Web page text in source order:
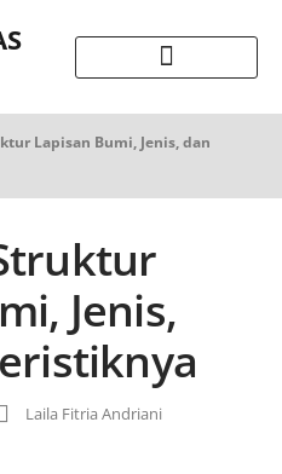
Lapisan Bumi, Jenis, dan
Jenis,
Laila Fitria Andriani